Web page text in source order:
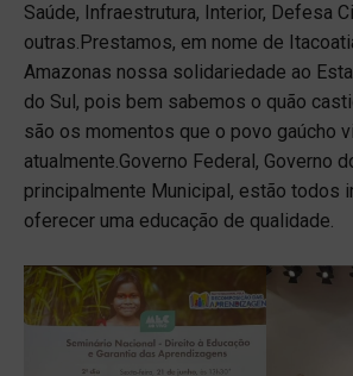
Saúde, Infraestrutura, Interior, Defesa
outras.Prestamos, em nome de
Amazonas nossa solidariedade ao
do Sul, pois bem sabemos o quão
são os momentos que o povo gaúcho
atualmente.Governo Federal, Governo
principalmente Municipal, estão todos
oferecer uma educação de qualidade.